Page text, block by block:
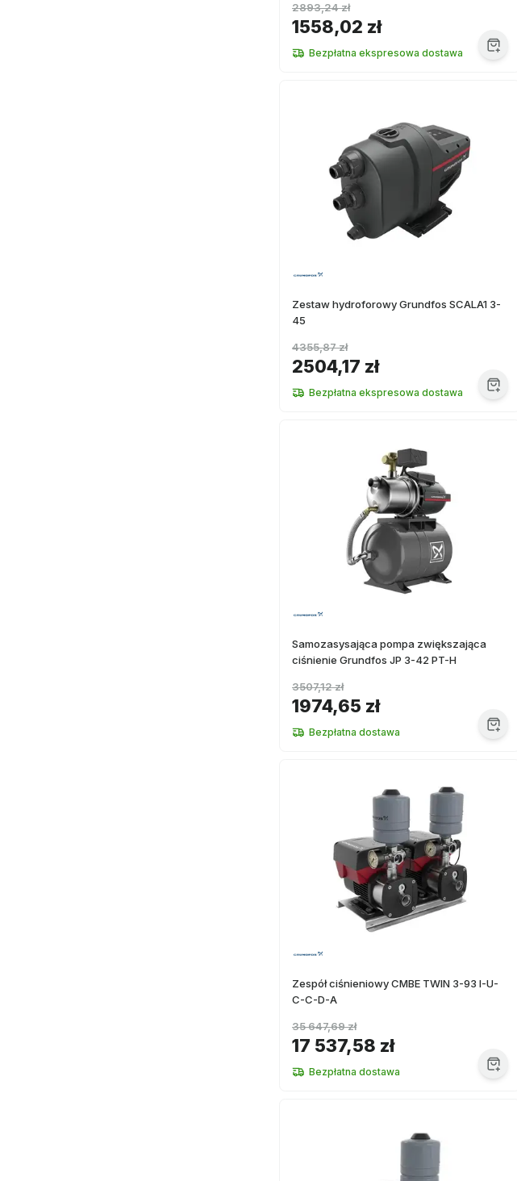
1558,02 zł
2893,24 zł
Bezpłatna ekspresowa dostawa
Zestaw hydroforowy Grundfos SCALA1 3-
45
2504,17 zł
4355,87 zł
Bezpłatna ekspresowa dostawa
Samozasysająca pompa zwiększająca
ciśnienie Grundfos JP 3-42 PT-H
1974,65 zł
3507,12 zł
Bezpłatna dostawa
Zespół ciśnieniowy CMBE TWIN 3-93 I-U-
C-C-D-A
17 537,58 zł
35 647,69 zł
Bezpłatna dostawa